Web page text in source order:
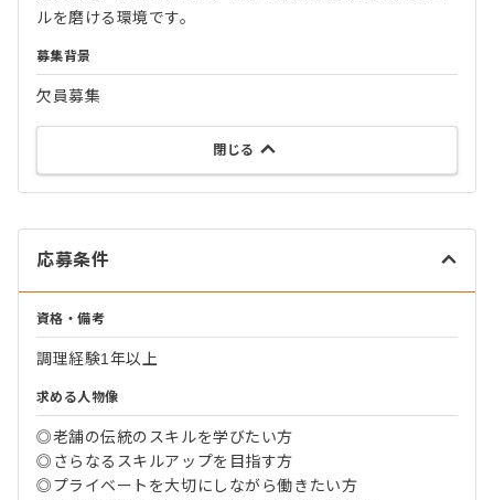
ルを磨ける環境です。
募集背景
欠員募集
閉じる
応募条件
資格・備考
調理経験1年以上
求める人物像
◎老舗の伝統のスキルを学びたい方
◎さらなるスキルアップを目指す方
◎プライベートを大切にしながら働きたい方